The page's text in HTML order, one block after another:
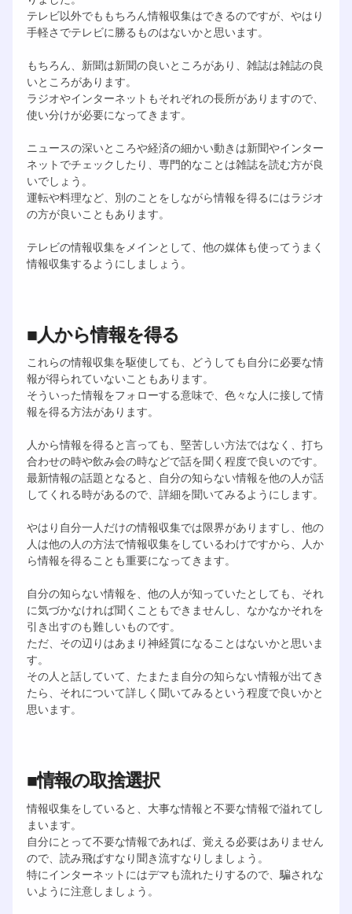
テレビ以外でももちろん情報収集はできるのですが、やはり
手軽さでテレビに勝るものはないかと思います。
もちろん、新聞は新聞の良いところがあり、雑誌は雑誌の良
いところがあります。
ラジオやインターネットもそれぞれの長所がありますので、
使い分けが必要になってきます。
ニュースの深いところや経済の細かい動きは新聞やインター
ネットでチェックしたり、専門的なことは雑誌を読む方が良
いでしょう。
運転や料理など、別のことをしながら情報を得るにはラジオ
の方が良いこともあります。
テレビの情報収集をメインとして、他の媒体も使ってうまく
情報収集するようにしましょう。
■人から情報を得る
これらの情報収集を駆使しても、どうしても自分に必要な情
報が得られていないこともあります。
そういった情報をフォローする意味で、色々な人に接して情
報を得る方法があります。
人から情報を得ると言っても、堅苦しい方法ではなく、打ち
合わせの時や飲み会の時などで話を聞く程度で良いのです。
最新情報の話題となると、自分の知らない情報を他の人が話
してくれる時があるので、詳細を聞いてみるようにします。
やはり自分一人だけの情報収集では限界がありますし、他の
人は他の人の方法で情報収集をしているわけですから、人か
ら情報を得ることも重要になってきます。
自分の知らない情報を、他の人が知っていたとしても、それ
に気づかなければ聞くこともできませんし、なかなかそれを
引き出すのも難しいものです。
ただ、その辺りはあまり神経質になることはないかと思いま
す。
その人と話していて、たまたま自分の知らない情報が出てき
たら、それについて詳しく聞いてみるという程度で良いかと
思います。
■情報の取捨選択
情報収集をしていると、大事な情報と不要な情報で溢れてし
まいます。
自分にとって不要な情報であれば、覚える必要はありません
ので、読み飛ばすなり聞き流すなりしましょう。
特にインターネットにはデマも流れたりするので、騙されな
いように注意しましょう。